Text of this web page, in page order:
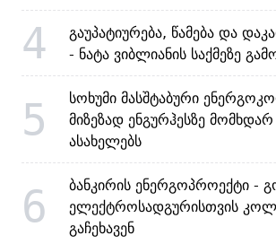
4
გაუპატიურება, წამება და
- ნატა ვიბლიანის საქმეზე
5
სოხუმი მასშტაბური
მიზეზად ენგურჰესზე
ასახელებს
6
ბანკირის ენერგოპროექტი -
ელექტროსადგურისთვის
გაჩეხავენ